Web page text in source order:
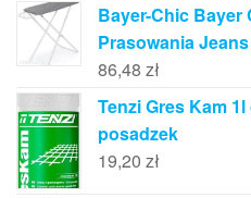
Bayer-Chic Bayer
Prasowania
86,48 zł
Tenzi Gres Kam
posadzek
19,20 zł